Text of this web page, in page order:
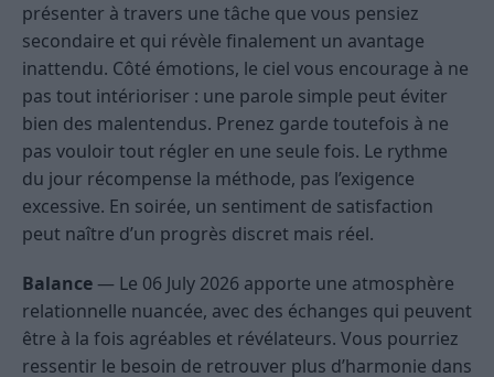
présenter à travers une tâche que vous pensiez
secondaire et qui révèle finalement un avantage
inattendu. Côté émotions, le ciel vous encourage à ne
pas tout intérioriser : une parole simple peut éviter
bien des malentendus. Prenez garde toutefois à ne
pas vouloir tout régler en une seule fois. Le rythme
du jour récompense la méthode, pas l’exigence
excessive. En soirée, un sentiment de satisfaction
peut naître d’un progrès discret mais réel.
Balance — Le 06 July 2026 apporte une atmosphère
relationnelle nuancée, avec des échanges qui peuvent
être à la fois agréables et révélateurs. Vous pourriez
ressentir le besoin de retrouver plus d’harmonie dans